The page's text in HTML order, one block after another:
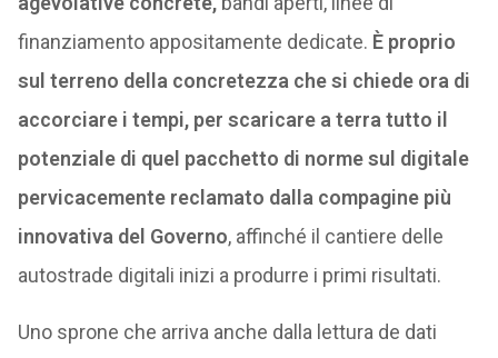
finanziamento appositamente dedicate. È proprio
sul terreno della concretezza che si chiede ora di
accorciare i tempi, per scaricare a terra tutto il
potenziale di quel pacchetto di norme sul digitale
pervicacemente reclamato dalla compagine più
innovativa del Governo, affinché il cantiere delle
autostrade digitali inizi a produrre i primi risultati.
Uno sprone che arriva anche dalla lettura de dati